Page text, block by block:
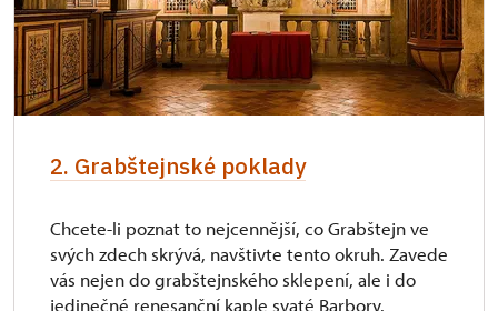
2. Grabštejnské poklady
Chcete-li poznat to nejcennější, co Grabštejn ve
svých zdech skrývá, navštivte tento okruh. Zavede
vás nejen do grabštejnského sklepení, ale i do
jedinečné renesanční kaple svaté Barbory.